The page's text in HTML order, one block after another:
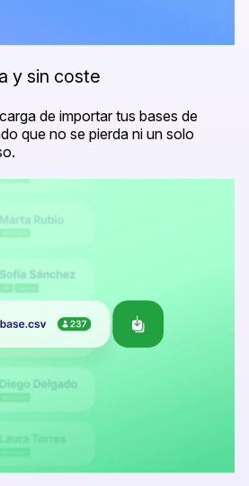
y sin coste
de importar tus bases de
que no se pierda ni un solo